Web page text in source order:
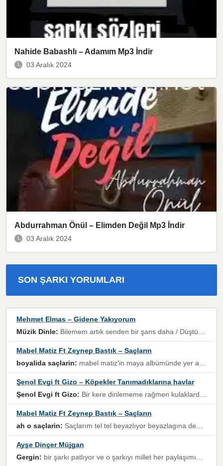
Nahide Babashlı – Adamım Mp3 İndir
03 Aralık 2024
Abdurrahman Önül – Elimden Değil Mp3 İndir
03 Aralık 2024
SON ŞARKI YORUMLARI
Mehmet Elmas – Gidene Yakıyorum
Müzik Dinle: Bilemem artık senden bir şans daha / Düştüğün zaman ben olmayacağım yanında” dizeleri, artık geçmişin tekrarına izin verilmeyeceğini, kişisel sınırların çizildiğini gösteriyor.
Mabel Matiz Ft Zeynep Bastık – Saçların
boyalida saçlarin: mabel matiz'in maya albümünde yer alan güzellerden. parça da şarkı hani! müzikal altyapısına vurulduğum, sözlerinde kaybolduğum bir parça olmuş.
Şenol Evgi ft Gizo – Köpekler Tanımadıklarına havlar
Şenol Evgi ft Gizo: Bir kere dinlememe rağmen kulaklardan gitmiyor sen sen sen sen kurban ol sen sen sen sen hayran ol yükses ses müzik dinleme sebebisiniz canlar bomba gibi patladınız maşallah
Mabel Matiz Ft Zeynep Bastık – Saçların
ah o saçlarin: Saçlarım tel tel beyazlıyor beyazlagına degil yanımda sen yoksun ona üzülüyorum günler bir bir geçiyor geçen günlere değil sensiz geçen günlere darılıyorum,Dinledikce asla kavusamayacagim ama asla unutamicagim sevdiğim adam için yanar içim
Ayşe Dinçer Müjgan
Gergin: bir şarkı patlıyor ve o şarkıyı millet her paylaşımın altına koyuyor ve öyle bir durum hal alıyor ki şarkıyı dinlemeden şarkıdan bikıyorsun Ama bu enteresan bir şekilde dillere dolanıyor millet olarak seviyoruz dertlerle boğuşurken bir yandan da göbek atmayi))) diyeceklerim bu kadar güzel hoş bir sayfa emeğinize sağlık arkadaşlar kolay gelsin